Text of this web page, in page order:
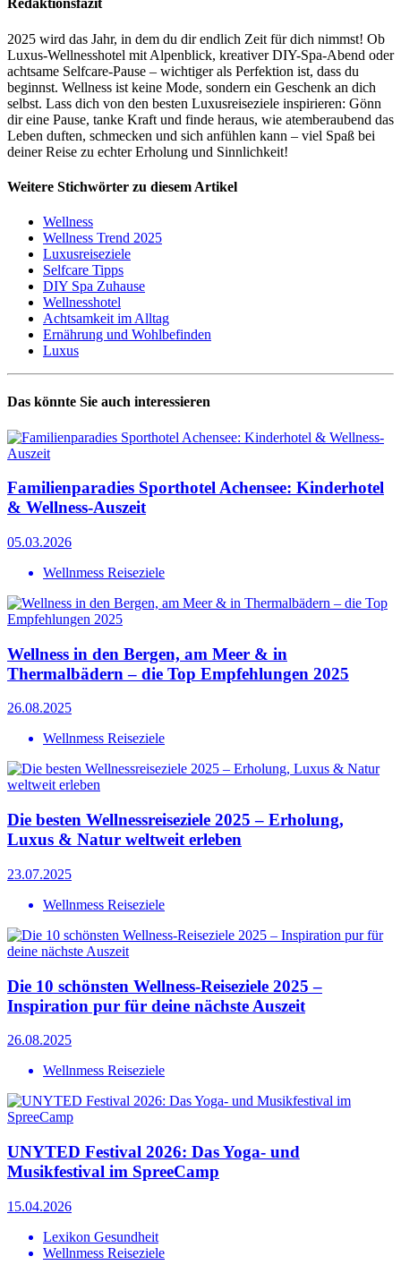
Redaktionsfazit
2025 wird das Jahr, in dem du dir endlich Zeit für dich nimmst! Ob
Luxus-Wellnesshotel mit Alpenblick, kreativer DIY-Spa-Abend oder
achtsame Selfcare-Pause – wichtiger als Perfektion ist, dass du
beginnst. Wellness ist keine Mode, sondern ein Geschenk an dich
selbst. Lass dich von den besten Luxusreiseziele inspirieren: Gönn
dir eine Pause, tanke Kraft und finde heraus, wie atemberaubend das
Leben duften, schmecken und sich anfühlen kann – viel Spaß bei
deiner Reise zu echter Erholung und Sinnlichkeit!
Weitere Stichwörter zu diesem Artikel
Wellness
Wellness Trend 2025
Luxusreiseziele
Selfcare Tipps
DIY Spa Zuhause
Wellnesshotel
Achtsamkeit im Alltag
Ernährung und Wohlbefinden
Luxus
Das könnte Sie auch interessieren
Familienparadies Sporthotel Achensee: Kinderhotel
& Wellness-Auszeit
05.03.2026
Wellnmess Reiseziele
Wellness in den Bergen, am Meer & in
Thermalbädern – die Top Empfehlungen 2025
26.08.2025
Wellnmess Reiseziele
Die besten Wellnessreiseziele 2025 – Erholung,
Luxus & Natur weltweit erleben
23.07.2025
Wellnmess Reiseziele
Die 10 schönsten Wellness-Reiseziele 2025 –
Inspiration pur für deine nächste Auszeit
26.08.2025
Wellnmess Reiseziele
UNYTED Festival 2026: Das Yoga- und
Musikfestival im SpreeCamp
15.04.2026
Lexikon Gesundheit
Wellnmess Reiseziele